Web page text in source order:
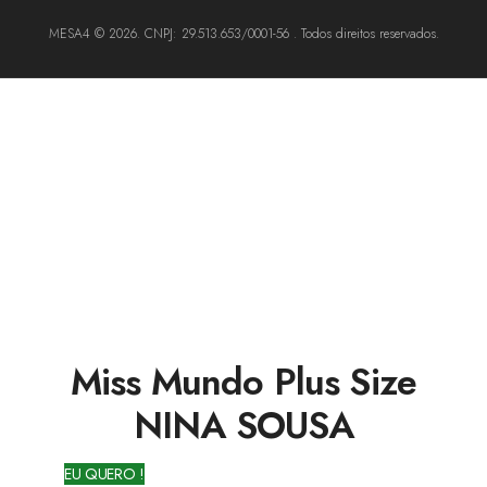
MESA4 © 2026. CNPJ: 29.513.653/0001-56 . Todos direitos reservados.
Miss Mundo Plus Size
NINA SOUSA
EU QUERO !